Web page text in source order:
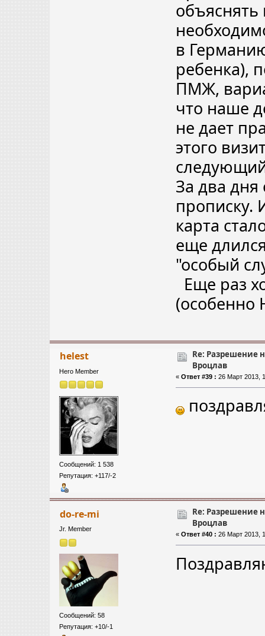
в
ребенка),
ПМЖ,
что наше
не дает
этого
За два дня
прописку.
карта
еще
"особый
Еще раз
(особенно
helest
Hero Member
Сообщений: 1 538
Репутация: +117/-2
Re: Разрешение
Вроцлав
« Ответ #39 : 26 Март 2013,
do-re-mi
Jr. Member
Сообщений: 58
Репутация: +10/-1
Re: Разрешение
Вроцлав
« Ответ #40 : 26 Март 2013,